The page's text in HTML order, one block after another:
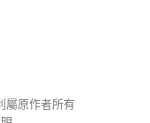
屬原作者所有